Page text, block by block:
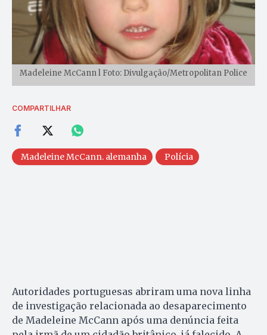
Madeleine McCann l Foto: Divulgação/Metropolitan Police
COMPARTILHAR
Madeleine McCann. alemanha Polícia
Autoridades portuguesas abriram uma nova linha
de investigação relacionada ao desaparecimento
de Madeleine McCann após uma denúncia feita